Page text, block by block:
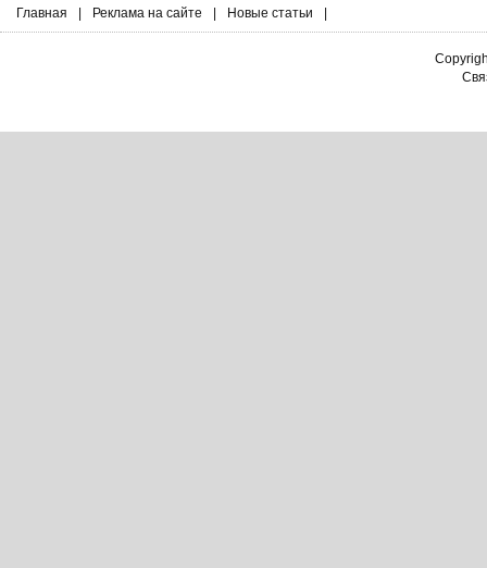
Главная | Реклама на сайте | Новые статьи |